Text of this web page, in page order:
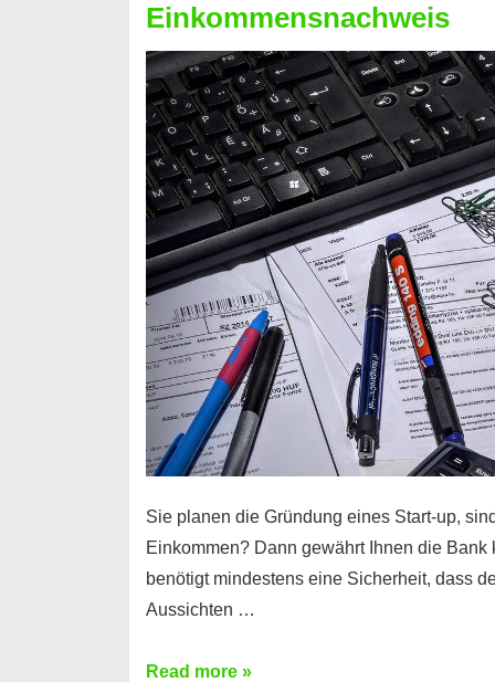
Einkommensnachweis
Sie planen die Gründung eines Start-up,
Einkommen? Dann gewährt Ihnen die
benötigt mindestens eine Sicherheit, dass
Aussichten …
Mit
Read more »